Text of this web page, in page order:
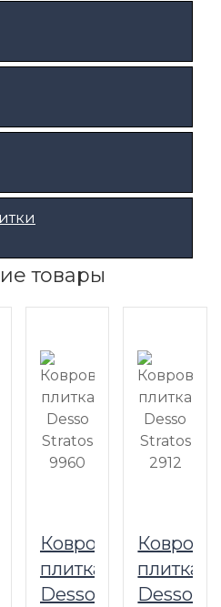
товары
Ковровая
плитка
Desso
плитка
Desso